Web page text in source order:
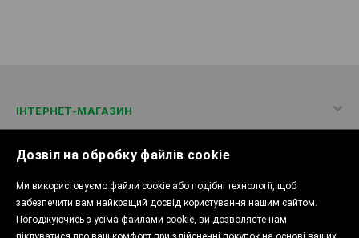
Дозвіл на обробку файлів cookie
Ми використовуємо файли cookie або подібні технології, щоб
забезпечити вам найкращий досвід користування нашим сайтом.
Погоджуючись з усіма файлами cookie, ви дозволяєте нам
ІНТЕРНЕТ-МАГАЗИН
ПОЛІТИКА КОНФІДЕНЦІЙНОСТІ